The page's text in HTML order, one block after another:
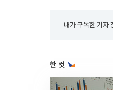
내가 구독한 기자
한 컷